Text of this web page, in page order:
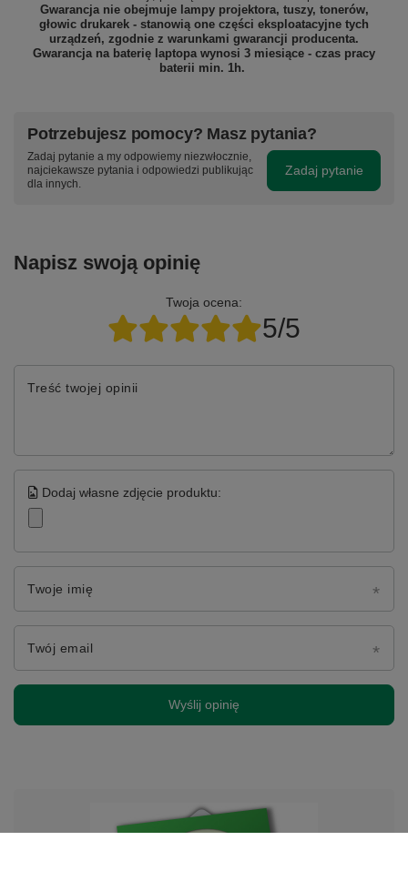
Gwarancja nie obejmuje lampy projektora, tuszy, tonerów,
głowic drukarek - stanowią one części eksploatacyjne tych
urządzeń, zgodnie z warunkami gwarancji producenta.
Gwarancja na baterię laptopa wynosi 3 miesiące - czas pracy
baterii min. 1h.
Potrzebujesz pomocy? Masz pytania?
Zadaj pytanie a my odpowiemy niezwłocznie,
najciekawsze pytania i odpowiedzi publikując
dla innych.
Zadaj pytanie
Napisz swoją opinię
Twoja ocena:
5/5
Treść twojej opinii
Dodaj własne zdjęcie produktu:
Twoje imię
Twój email
Wyślij opinię